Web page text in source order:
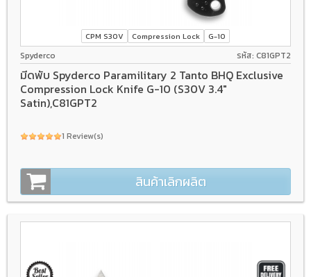
CPM S30V Compression Lock G-10
Spyderco รหัส: C81GPT2
มีดพับ Spyderco Paramilitary 2 Tanto BHQ Exclusive
Compression Lock Knife G-10 (S30V 3.4"
Satin),C81GPT2
1 Review(s)
สินค้าเลิกผลิต